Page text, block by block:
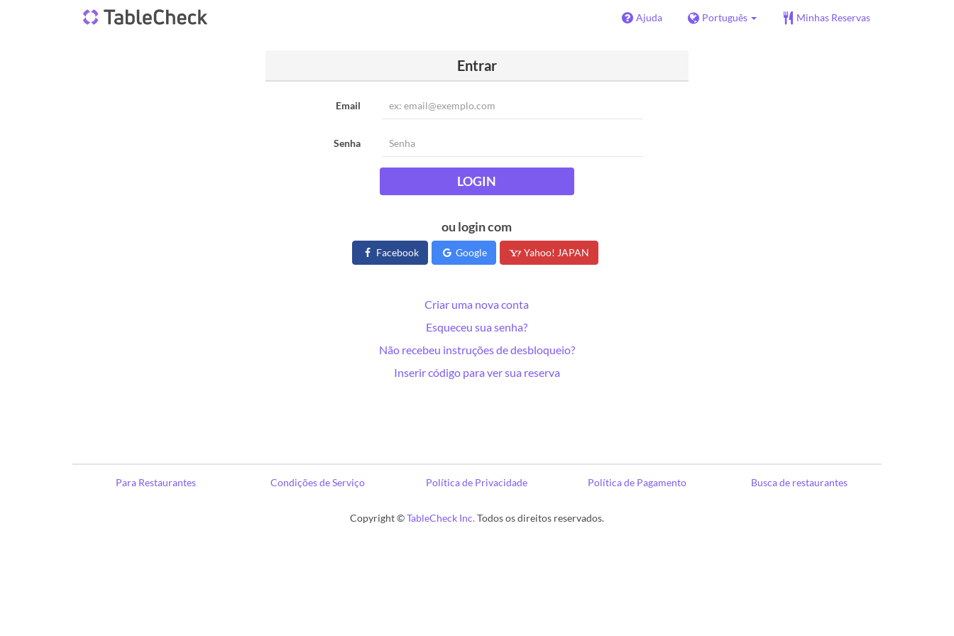
Ajuda Português Minhas Reservas
Entrar
Email
Senha
LOGIN
ou login com
Facebook Google Yahoo! JAPAN
Criar uma nova conta
Esqueceu sua senha?
Não recebeu instruções de desbloqueio?
Inserir código para ver sua reserva
Para Restaurantes Condições de Serviço Política de Privacidade Política de Pagamento Busca de restaurantes
Copyright ©TableCheck Inc.Todos os direitos reservados.